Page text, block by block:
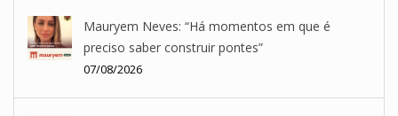
Mauryem Neves: “Há momentos em que é
preciso saber construir pontes”
07/08/2026